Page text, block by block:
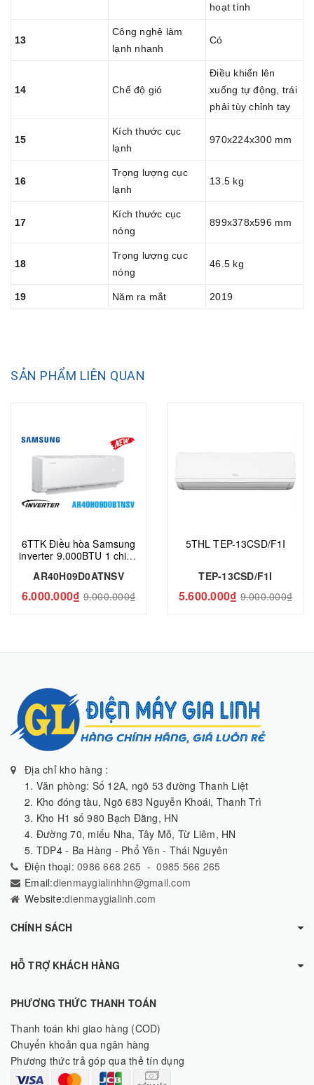
hoạt tính
13
Công nghệ làm
lạnh nhanh
Có
14 Chế độ gió
Điều khiển lên
xuống tự động, trái
phải tùy chỉnh tay
15
Kích thước cục
lạnh
970x224x300 mm
16
Trọng lượng cục
lạnh
13.5 kg
17
Kích thước cục
nóng
899x378x596 mm
18
Trọng lượng cục
nóng
46.5 kg
19 Năm ra mắt 2019
SẢN PHẨM LIÊN QUAN
6TTK Điều hòa Samsung
inverter 9.000BTU 1 chiều
AR40H09D0ATNSV
6.000.000₫ 9.000.000₫
5THL TEP-13CSD/F1I
TEP-13CSD/F1I
5.600.000₫ 9.000.000₫
Địa chỉ kho hàng :
1. Văn phòng: Số 12A, ngõ 53 đường Thanh Liệt
2. Kho đóng tàu, Ngõ 683 Nguyễn Khoái, Thanh Trì
3. Kho H1 số 980 Bạch Đằng, HN
4. Đường 70, miếu Nha, Tây Mỗ, Từ Liêm, HN
5. TDP4 - Ba Hàng - Phổ Yên - Thái Nguyên
Điện thoại: 0986 668 265 -0985 566 265
Email:dienmaygialinhhn@gmail.com
Website:dienmaygialinh.com
CHÍNH SÁCH
HỖ TRỢ KHÁCH HÀNG
PHƯƠNG THỨC THANH TOÁN
Thanh toán khi giao hàng (COD)
Chuyển khoản qua ngân hàng
Phương thức trả góp qua thẻ tín dụng